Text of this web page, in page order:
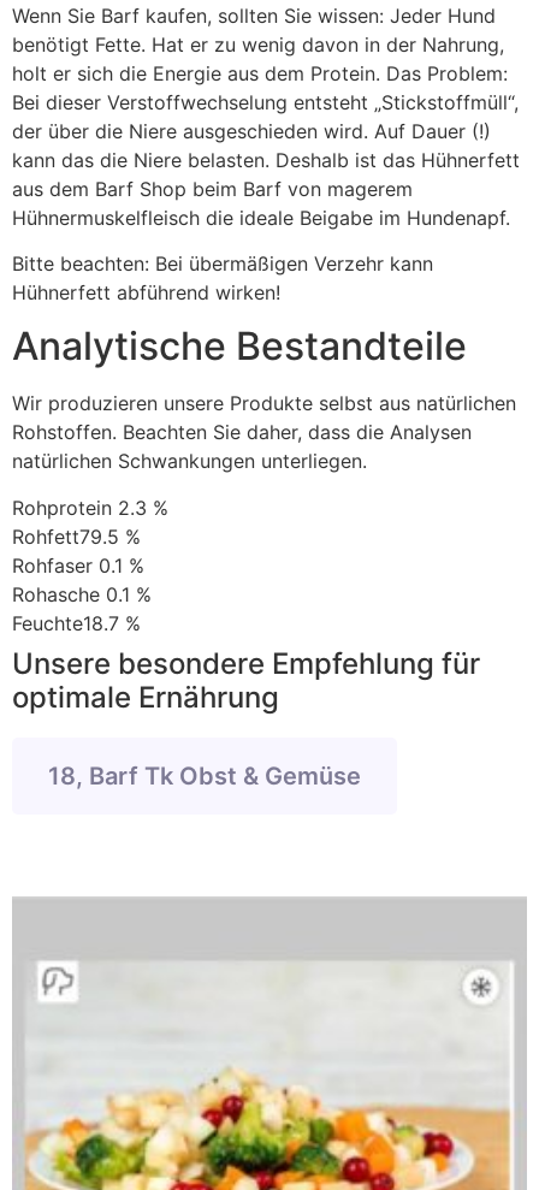
Wenn Sie Barf kaufen, sollten Sie wissen: Jeder Hund
benötigt Fette. Hat er zu wenig davon in der Nahrung,
holt er sich die Energie aus dem Protein. Das Problem:
Bei dieser Verstoffwechselung entsteht „Stickstoffmüll“,
der über die Niere ausgeschieden wird. Auf Dauer (!)
kann das die Niere belasten. Deshalb ist das Hühnerfett
aus dem Barf Shop beim Barf von magerem
Hühnermuskelfleisch die ideale Beigabe im Hundenapf.
Bitte beachten: Bei übermäßigen Verzehr kann
Hühnerfett abführend wirken!
Analytische Bestandteile
Wir produzieren unsere Produkte selbst aus natürlichen
Rohstoffen. Beachten Sie daher, dass die Analysen
natürlichen Schwankungen unterliegen.
Rohprotein 2.3 %
Rohfett79.5 %
Rohfaser 0.1 %
Rohasche 0.1 %
Feuchte18.7 %
Unsere besondere Empfehlung für
optimale Ernährung
18, Barf Tk Obst & Gemüse